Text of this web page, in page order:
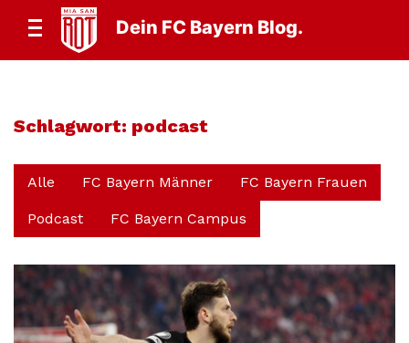
Dein FC Bayern Blog.
Schlagwort: podcast
Alle FC Bayern Männer FC Bayern Frauen
Podcast FC Bayern Campus